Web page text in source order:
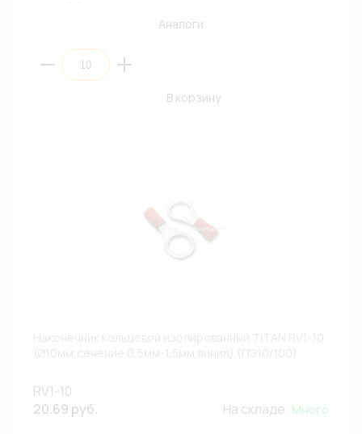
Аналоги
В корзину
RV1-10
20.69 руб.
На складе: Много